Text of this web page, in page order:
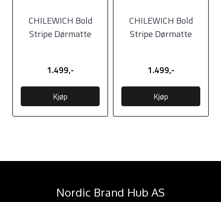
CHILEWICH Bold
Stripe Dørmatte
1.499,-
Kjøp
CHILEWICH Bold
Stripe Dørmatte
1.499,-
Kjøp
Nordic Brand Hub AS